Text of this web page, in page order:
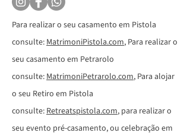
Para realizar o seu casamento em Pistola
consulte:MatrimoniPistola.com, Para realizar o
seu casamento em Petrarolo
consulte:MatrimoniPetrarolo.com, Para alojar
o seu Retiro em Pistola
consulte:Retreatspistola.com, para realizar o
seu evento pré-casamento, ou celebração em